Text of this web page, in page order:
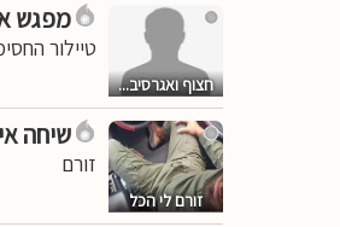
חצוף ואגרסיב...
מפגש
טיילור
זורם לי הכל
שיחה
זורם